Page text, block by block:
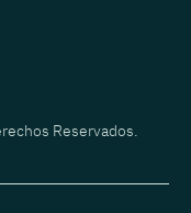
Reservados.